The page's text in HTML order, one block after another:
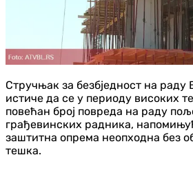
Стручњак за безбједност на
истиче да се у периоду високих
повећан број повреда на раду
грађевинских радника,
заштитна опрема неопходна без
тешка.